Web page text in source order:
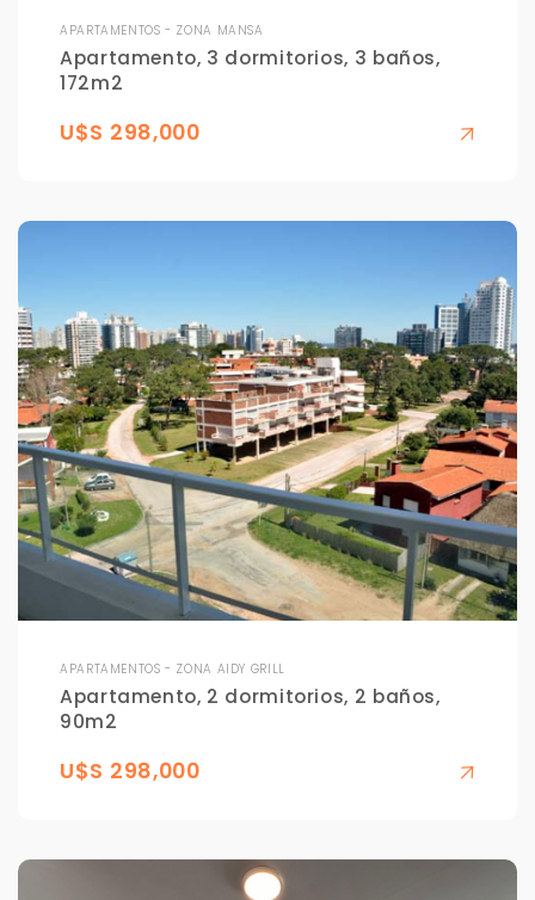
APARTAMENTOS - ZONA MANSA
Apartamento, 3 dormitorios, 3 baños,
172m2
U$S 298,000
APARTAMENTOS - ZONA AIDY GRILL
Apartamento, 2 dormitorios, 2 baños,
90m2
U$S 298,000